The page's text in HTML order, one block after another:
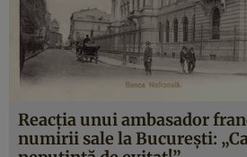
Reacția unui ambasador
numirii sale la București: